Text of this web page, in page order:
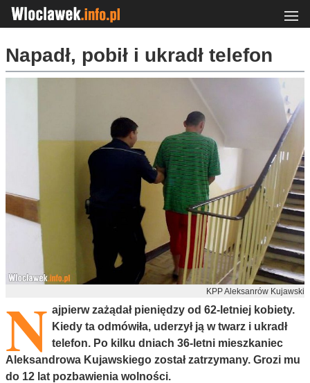
Napadł, pobił i ukradł telefon
KPP Aleksanrów Kujawski
N ajpierw zażądał pieniędzy od 62-letniej kobiety.
Kiedy ta odmówiła, uderzył ją w twarz i ukradł
telefon. Po kilku dniach 36-letni mieszkaniec
Aleksandrowa Kujawskiego został zatrzymany. Grozi mu
do 12 lat pozbawienia wolności.